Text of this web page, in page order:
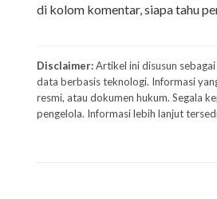
di kolom komentar, siapa tahu
Disclaimer:Artikel ini disusun
data berbasis teknologi. Informasi
resmi, atau dokumen hukum. Segala
pengelola. Informasi lebih lanjut